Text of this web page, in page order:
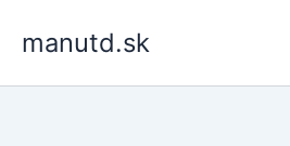
manutd.sk